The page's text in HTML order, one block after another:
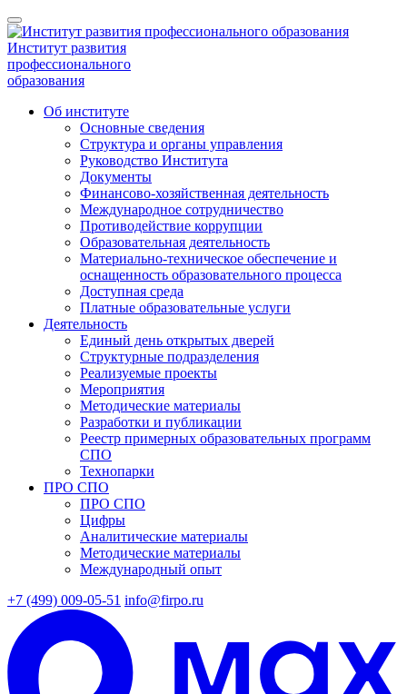
Институт развития
профессионального
образования
Об институте
Основные сведения
Структура и органы управления
Руководство Института
Документы
Финансово-хозяйственная деятельность
Международное сотрудничество
Противодействие коррупции
Образовательная деятельность
Материально-техническое обеспечение и
оснащенность образовательного процесса
Доступная среда
Платные образовательные услуги
Деятельность
Единый день открытых дверей
Структурные подразделения
Реализуемые проекты
Мероприятия
Методические материалы
Разработки и публикации
Реестр примерных образовательных программ
СПО
Технопарки
ПРО СПО
ПРО СПО
Цифры
Аналитические материалы
Методические материалы
Международный опыт
+7 (499) 009-05-51 info@firpo.ru